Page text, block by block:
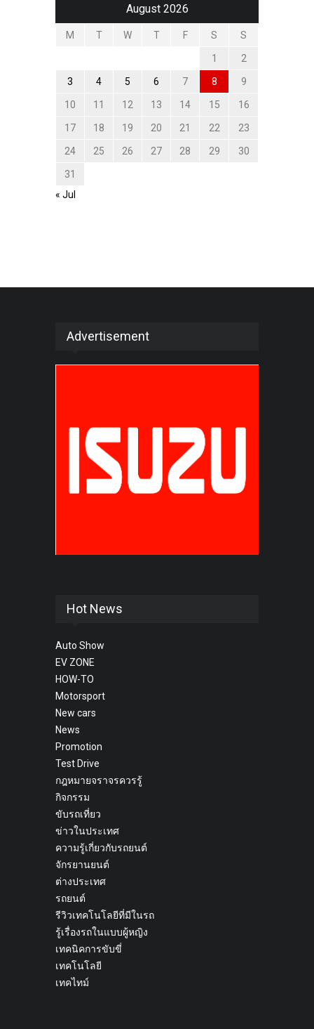
August 2026
M T W T F S S
1 2
3 4 5 6 7 8 9
10 11 12 13 14 15 16
17 18 19 20 21 22 23
24 25 26 27 28 29 30
31
« Jul
Advertisement
Hot News
Auto Show
EV ZONE
HOW-TO
Motorsport
New cars
News
Promotion
Test Drive
กฎหมายจราจรควรรู้
กิจกรรม
ขับรถเที่ยว
ข่าวในประเทศ
ความรู้เกี่ยวกับรถยนต์
จักรยานยนต์
ต่างประเทศ
รถยนต์
รีวิวเทคโนโลยีที่มีในรถ
รู้เรื่องรถในแบบผู้หญิง
เทคนิคการขับขี่
เทคโนโลยี
เทคไทม์